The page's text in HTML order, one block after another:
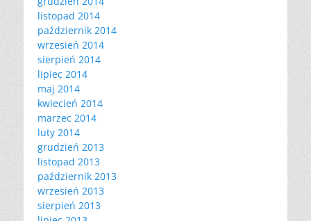
listopad 2014
październik 2014
wrzesień 2014
sierpień 2014
lipiec 2014
maj 2014
kwiecień 2014
marzec 2014
luty 2014
grudzień 2013
listopad 2013
październik 2013
wrzesień 2013
sierpień 2013